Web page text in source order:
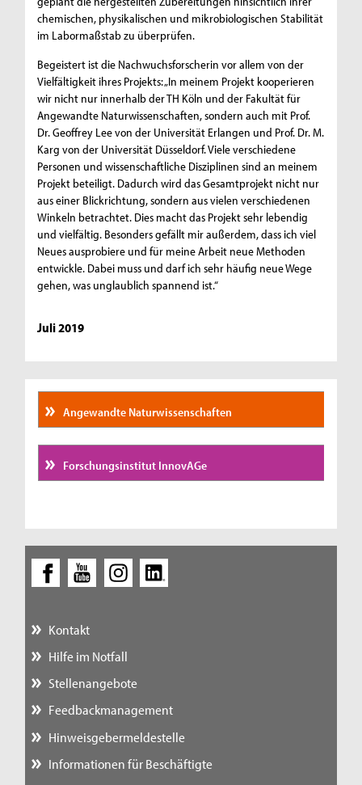
chemischen, physikalischen und mikrobiologischen Stabilität
im Labormaßstab zu überprüfen.
Begeistert ist die Nachwuchsforscherin vor allem von der
Vielfältigkeit ihres Projekts: „In meinem Projekt kooperieren
wir nicht nur innerhalb der TH Köln und der Fakultät für
Angewandte Naturwissenschaften, sondern auch mit Prof.
Dr. Geoffrey Lee von der Universität Erlangen und Prof. Dr. M.
Karg von der Universität Düsseldorf. Viele verschiedene
Personen und wissenschaftliche Disziplinen sind an meinem
Projekt beteiligt. Dadurch wird das Gesamtprojekt nicht nur
aus einer Blickrichtung, sondern aus vielen verschiedenen
Winkeln betrachtet. Dies macht das Projekt sehr lebendig
und vielfältig. Besonders gefällt mir außerdem, dass ich viel
Neues ausprobiere und für meine Arbeit neue Methoden
entwickle. Dabei muss und darf ich sehr häufig neue Wege
gehen, was unglaublich spannend ist.“
Juli 2019
Angewandte Naturwissenschaften
Forschungsinstitut InnovAGe
Kontakt
Hilfe im Notfall
Stellenangebote
Feedbackmanagement
Hinweisgebermeldestelle
Informationen für Beschäftigte